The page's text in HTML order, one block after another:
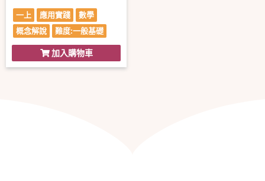
一上 應用實踐
數學
概念解說
難度:一般基礎
加入購物車